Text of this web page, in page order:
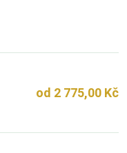
od 2 775,00 Kč